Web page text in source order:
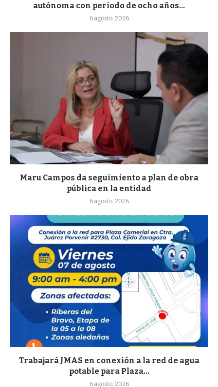
autónoma con periodo de ocho años...
6 agosto, 2026
Maru Campos da seguimiento a plan de obra
pública en la entidad
6 agosto, 2026
Trabajará JMAS en conexión a la red de agua
potable para Plaza...
6 agosto, 2026